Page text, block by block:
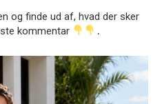
og finde ud af, hvad der sker
kommentar
․